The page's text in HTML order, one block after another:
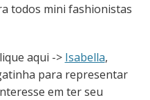
todos mini fashionistas
aqui -> Isabella,
para representar
em ter seu